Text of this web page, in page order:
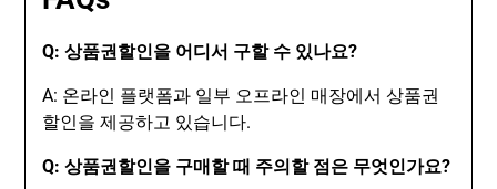
Q: 상품권할인을 어디서 구할 수 있나요?
A: 온라인 플랫폼과 일부 오프라인 매장에서 상품권
할인을 제공하고 있습니다.
Q: 상품권할인을 구매할 때 주의할 점은 무엇인가요?